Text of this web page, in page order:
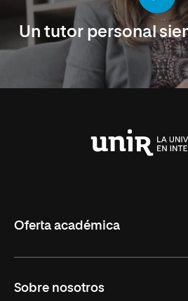
Un tutor personal
Oferta académica
Licenciaturas en línea
Sobre nosotros